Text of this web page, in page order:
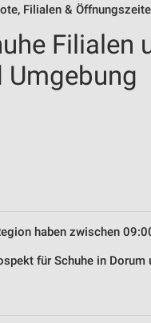
Filialen &
Filialen
Umgebung
haben zwischen
für Schuhe in Dorum